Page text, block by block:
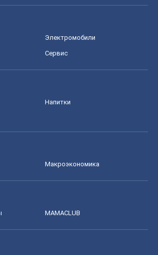
Электромобили
Сервис
Напитки
Mакроэкономика
MAMACLUB